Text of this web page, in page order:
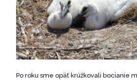
Po roku sme opäť krúžkovali bocianie